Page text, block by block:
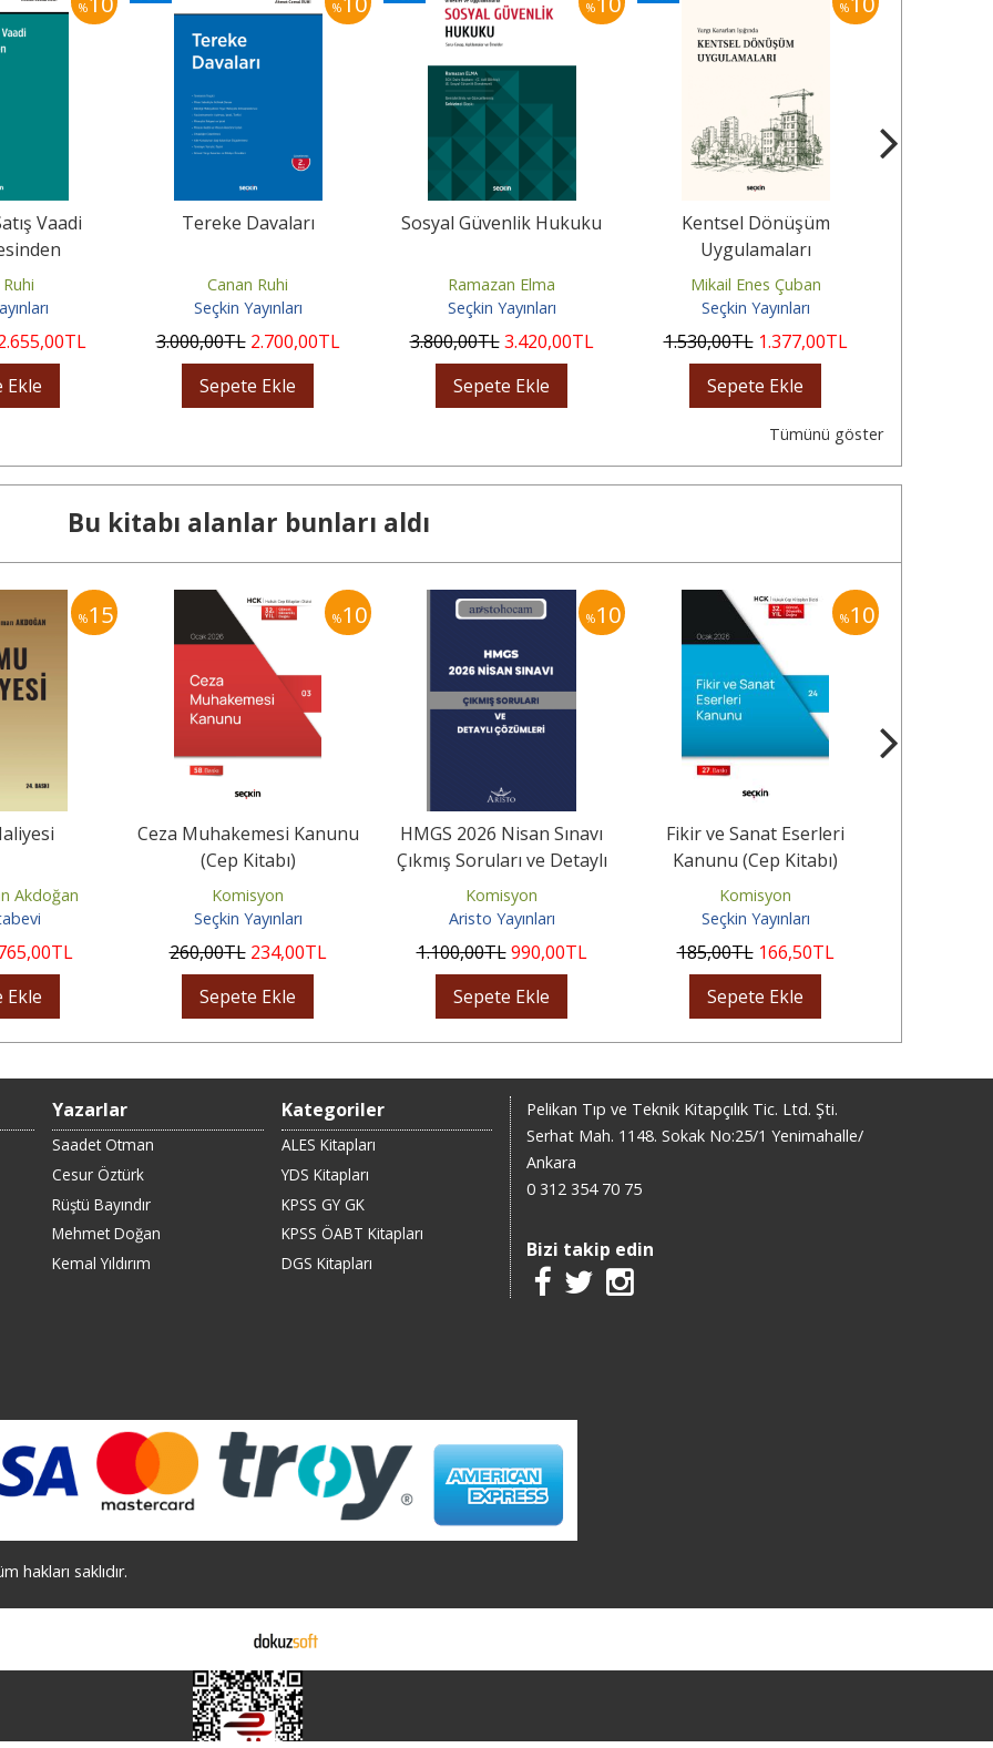
%
Vaadi
Davalar
,00TL
Ekle
%
Tereke Davaları
Canan Ruhi
Seçkin Yayınları
3.000,00TL 2.700,00TL
Sepete Ekle
%
Sosyal Güvenlik Hukuku
Ramazan Elma
Seçkin Yayınları
3.800,00TL 3.420,00TL
Sepete Ekle
%
Kentsel Dönüşüm
Uygulamaları
Mikail Enes Çuban
Seçkin Yayınları
1.530,00TL 1.377,00TL
Sepete Ekle
Tümünü göster
Bu kitabı alanlar bunları aldı
%15
Akdoğan
,00TL
Ekle
%10
Ceza Muhakemesi Kanunu
(Cep Kitabı)
Komisyon
Seçkin Yayınları
260,00TL 234,00TL
Sepete Ekle
%10
HMGS 2026 Nisan Sınavı
Çıkmış Soruları ve Detaylı
Çözümleri
Komisyon
Aristo Yayınları
1.100,00TL 990,00TL
Sepete Ekle
%10
Fikir ve Sanat Eserleri
Kanunu (Cep Kitabı)
Komisyon
Seçkin Yayınları
185,00TL 166,50TL
Sepete Ekle
Yazarlar
Saadet Otman
Cesur Öztürk
Rüştü Bayındır
Mehmet Doğan
Kemal Yıldırım
Kategoriler
ALES Kitapları
YDS Kitapları
KPSS GY GK
KPSS ÖABT Kitapları
DGS Kitapları
Pelikan Tıp ve Teknik Kitapçılık Tic. Ltd. Şti.
Serhat Mah. 1148. Sokak No:25/1 Yenimahalle/
Ankara
0 312 354 70 75
Bizi takip edin
hakları saklıdır.